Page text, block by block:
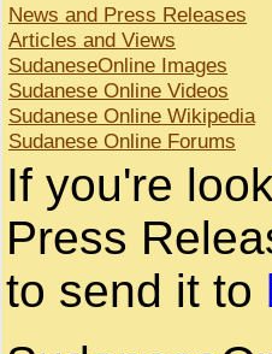
News and Press Releases
Articles and Views
SudaneseOnline Images
Sudanese Online Videos
Sudanese Online Wikipedia
Sudanese Online Forums
If you're
Press
to send it to